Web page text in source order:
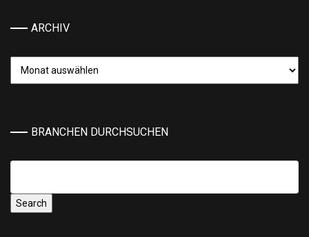
ARCHIV
BRANCHEN DURCHSUCHEN